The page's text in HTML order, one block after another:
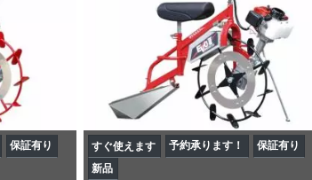
保証有り
すぐ使えます 予約承ります！
保証有り
新品